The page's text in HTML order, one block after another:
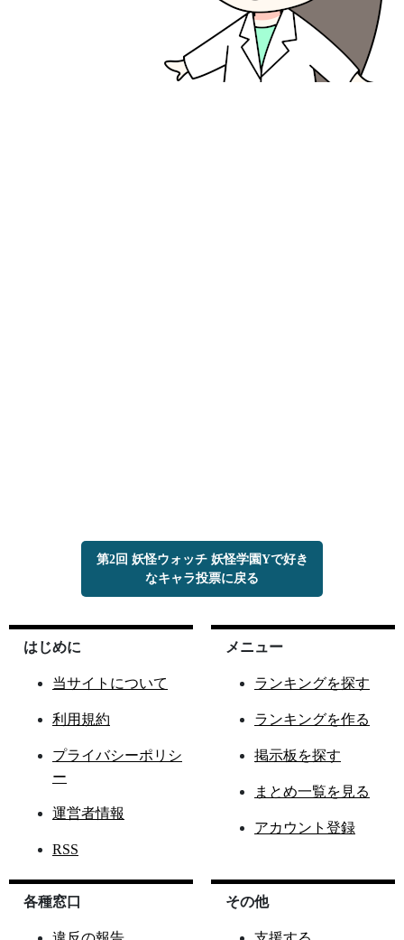
第2回 妖怪ウォッチ 妖怪学園Yで好き
なキャラ投票に戻る
はじめに
当サイトについて
利用規約
プライバシーポリシ
ー
運営者情報
RSS
メニュー
ランキングを探す
ランキングを作る
掲示板を探す
まとめ一覧を見る
アカウント登録
各種窓口 その他